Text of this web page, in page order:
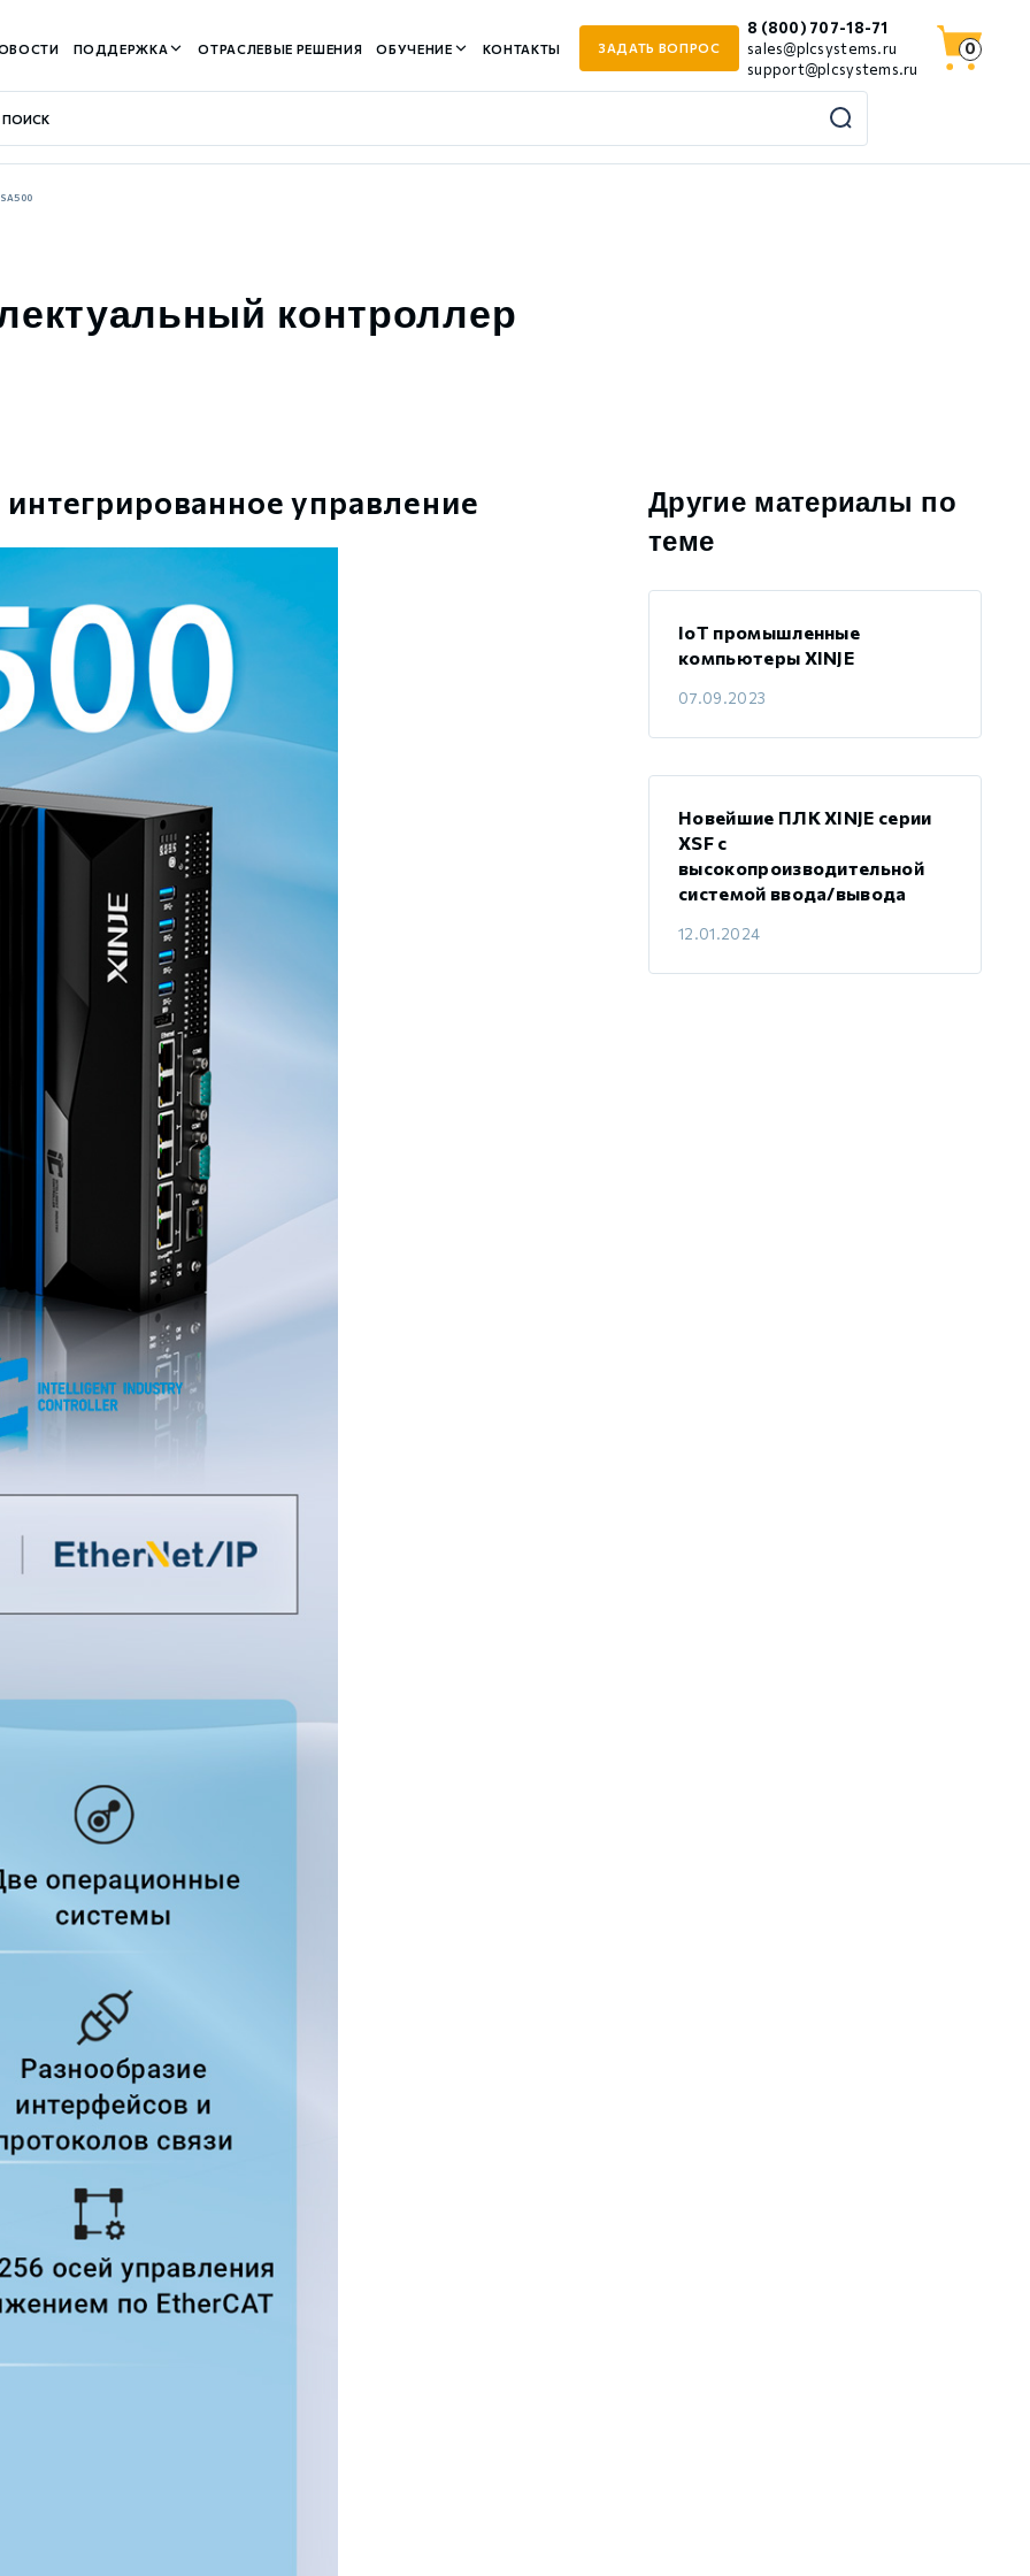
ПОДДЕРЖКА ОТРАСЛЕВЫЕ РЕШЕНИЯ ОБУЧЕНИЕ КОНТАКТЫ ЗАДАТЬ ВОПРОС
8 (800) 707-18-71
sales@plcsystems.ru
support@plcsystems.ru
0
контроллер
управление
Другие материалы по
теме
IoT промышленные
компьютеры XINJE
07.09.2023
Новейшие ПЛК XINJE серии
XSF с
высокопроизводительной
системой ввода/вывода
12.01.2024
с разомкнутым контуром)
контуром)